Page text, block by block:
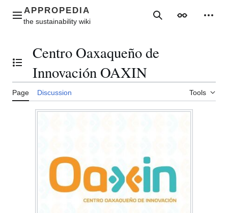
contentMain menu SearchAppearance
Toggle the table of contents
Centro Oaxaqueño de
Innovación OAXIN
Page Discussion Tools